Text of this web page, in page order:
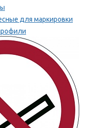
для маркировки